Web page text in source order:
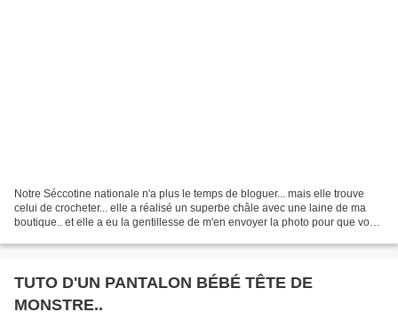
Notre Séccotine nationale n'a plus le temps de bloguer... mais elle trouve
celui de crocheter... elle a réalisé un superbe châle avec une laine de ma
boutique.. et elle a eu la gentillesse de m'en envoyer la photo pour que vous
TUTO D'UN PANTALON BÉBÉ TÊTE DE
MONSTRE..